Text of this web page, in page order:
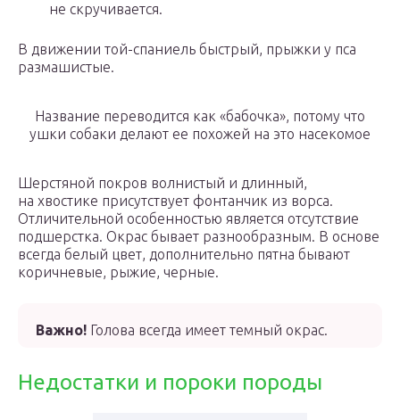
не скручивается.
В движении той-спаниель быстрый, прыжки у пса
размашистые.
Название переводится как «бабочка», потому что
ушки собаки делают ее похожей на это насекомое
Шерстяной покров волнистый и длинный,
на хвостике присутствует фонтанчик из ворса.
Отличительной особенностью является отсутствие
подшерстка. Окрас бывает разнообразным. В основе
всегда белый цвет, дополнительно пятна бывают
коричневые, рыжие, черные.
Важно! Голова всегда имеет темный окрас.
Недостатки и пороки породы